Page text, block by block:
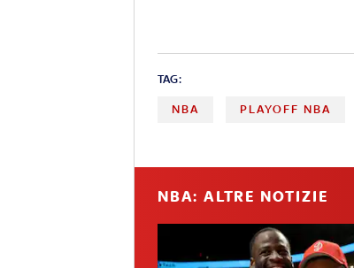
TAG:
NBA PLAYOFF NBA
NBA: ALTRE NOTIZIE